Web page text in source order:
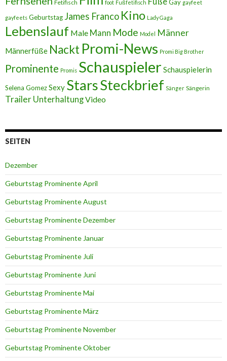
Fetifisch foot Fußfetifisch Gay gayfeet
gayfeets Geburtstag James Franco Kino Lady Gaga
Lebenslauf Male Mann Mode Model Männer
Männerfüße Nackt Promi-News Promi Big Brother
Prominente Promis Schauspieler Schauspielerin
Selena GomezSexy StarsSteckbrief Sänger Sängerin
Trailer UnterhaltungVideo
SEITEN
Dezember
Geburtstag Prominente April
Geburtstag Prominente August
Geburtstag Prominente Dezember
Geburtstag Prominente Januar
Geburtstag Prominente Juli
Geburtstag Prominente Juni
Geburtstag Prominente Mai
Geburtstag Prominente März
Geburtstag Prominente November
Geburtstag Prominente Oktober